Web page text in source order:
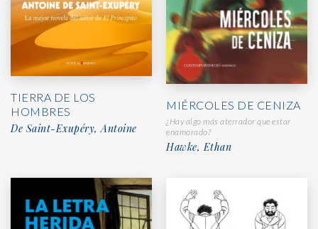
TIERRA DE LOS
HOMBRES
De Saint-Exupéry, Antoine
MIÉRCOLES DE CENIZA
¿Hay algo más aterrador que estar
enamorado?
Hawke, Ethan